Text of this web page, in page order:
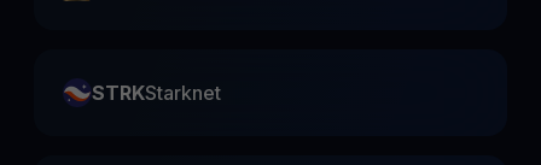
STRKStarknet